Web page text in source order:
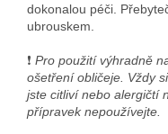
dokonalou péči.
ubrouskem.
❗ Pro použití výhradně
ošetření obličeje. Vždy
jste citliví nebo alergičtí
přípravek nepoužívejte.